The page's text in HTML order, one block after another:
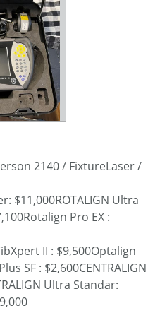
2140 / FixtureLaser /
$11,000ROTALIGN Ultra
Pro EX :
II : $9,500Optalign
SF : $2,600CENTRALIGN
Ultra Standar: